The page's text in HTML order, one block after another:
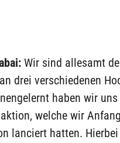
Wir sind allesamt
drei verschiedenen
haben wir
welche wir
lanciert hatten.